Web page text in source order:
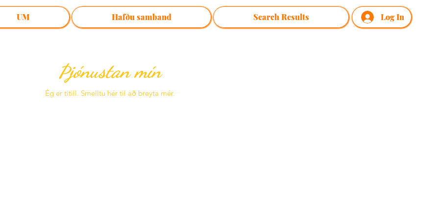
UM Hafðu samband Search Results Log In
Þjónustan mín
Ég er titill.​ Smelltu hér til að breyta mér.